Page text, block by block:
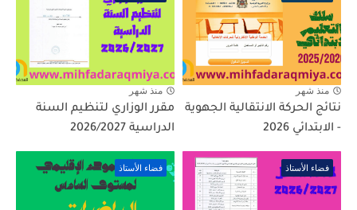
منذ شهر
نتائج الحركة الانتقالية الجهوية
- الابتدائي 2026
منذ شهر
مقرر الوزاري لتنظيم السنة
الدراسية 2026/2027
فضاء الأستاذ فضاء الأستاذ